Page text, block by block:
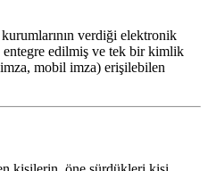
verdiği elektronik
entegre edilmiş ve tek bir kimlik
mobil imza) erişilebilen